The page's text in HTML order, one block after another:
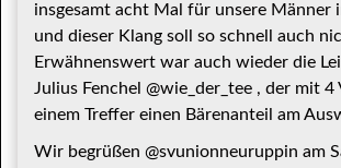
insgesamt acht Mal für unsere Männer
und dieser Klang soll so schnell auch
Erwähnenswert war auch wieder die
Julius Fenchel @wie_der_tee , der mit 4
einem Treffer einen Bärenanteil am
Wir begrüßen @svunionneuruppin am